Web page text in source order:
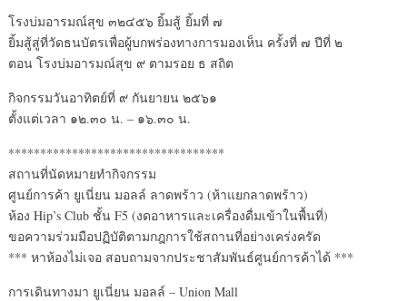
โรงบ่มอารมณ์สุข ๓๒๔๕๖ ยิ้มสู้ ยิ้มที่ ๗
ยิ้มสู้สู่ที่วัดธนบัตรเพื่อผู้บกพร่องทางการมองเห็น ครั้งที่ ๗ ปีที่ ๒
ตอน โรงบ่มอารมณ์สุข ๙ ตามรอย ธ สถิต
กิจกรรมวันอาทิตย์ที่ ๙ กันยายน ๒๕๖๑
ตั้งแต่เวลา ๑๒.๓๐ น. – ๑๖.๓๐ น.
**********************************
สถานที่นัดหมายทำกิจกรรม
ศูนย์การค้า ยูเนี่ยน มอลล์ ลาดพร้าว (ห้าแยกลาดพร้าว)
ห้อง Hip’s Club ชั้น F5 (งดอาหารและเครื่องดื่มเข้าในพื้นที่)
ขอความร่วมมือปฏิบัติตามกฎการใช้สถานที่อย่างเคร่งครัด
*** หาห้องไม่เจอ สอบถามจากประชาสัมพันธ์ศูนย์การค้าได้ ***
การเดินทางมา ยูเนี่ยน มอลล์ – Union Mall